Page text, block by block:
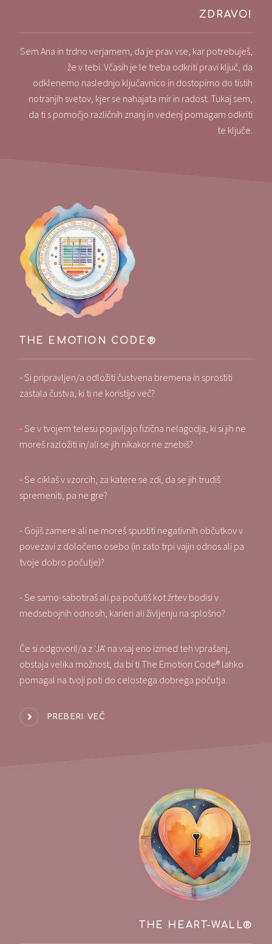
ZDRAVO!
Sem Ana in trdno verjamem, da je prav vse, kar potrebuješ,
že v tebi. Včasih je le treba odkriti pravi ključ, da
odklenemo naslednjo ključavnico in dostopimo do tistih
notranjih svetov, kjer se nahajata mir in radost. Tukaj sem,
da ti s pomočjo različnih znanj in vedenj pomagam odkriti
te ključe.
THE EMOTION CODE®
- Si pripravljen/a odložiti čustvena bremena in sprostiti
zastala čustva, ki ti ne koristijo več?
- Se v tvojem telesu pojavljajo fizična nelagodja, ki si jih ne
moreš razložiti in/ali se jih nikakor ne znebiš?
- Se ciklaš v vzorcih, za katere se zdi, da se jih trudiš
spremeniti, pa ne gre?
- Gojiš zamere ali ne moreš spustiti negativnih občutkov v
povezavi z določeno osebo (in zato trpi vajin odnos ali pa
tvoje dobro počutje)?
- Se samo-sabotiraš ali pa počutiš kot žrtev bodisi v
medsebojnih odnosih, karieri ali življenju na splošno?
Če si odgovoril/a z 'JA' na vsaj eno izmed teh vprašanj,
obstaja velika možnost, da bi ti The Emotion Code® lahko
pomagal na tvoji poti do celostega dobrega počutja.
PREBERI VEČ
THE HEART-WALL®